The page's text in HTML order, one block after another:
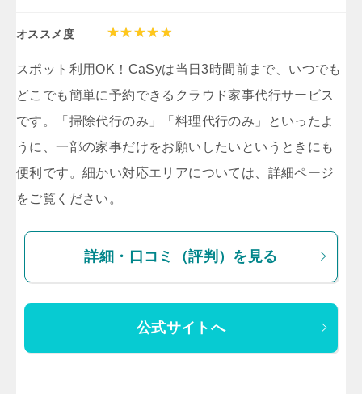
オススメ度
スポット利用OK！CaSyは当日3時間前まで、いつでも
どこでも簡単に予約できるクラウド家事代行サービス
です。「掃除代行のみ」「料理代行のみ」といったよ
うに、一部の家事だけをお願いしたいというときにも
便利です。細かい対応エリアについては、詳細ページ
をご覧ください。
詳細・口コミ（評判）を見る
公式サイトへ